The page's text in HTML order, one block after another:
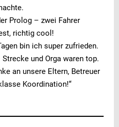
Prolog – zwei Fahrer
richtig cool!
bin ich super zufrieden.
und Orga waren top.
an unsere Eltern, Betreuer
Koordination!“